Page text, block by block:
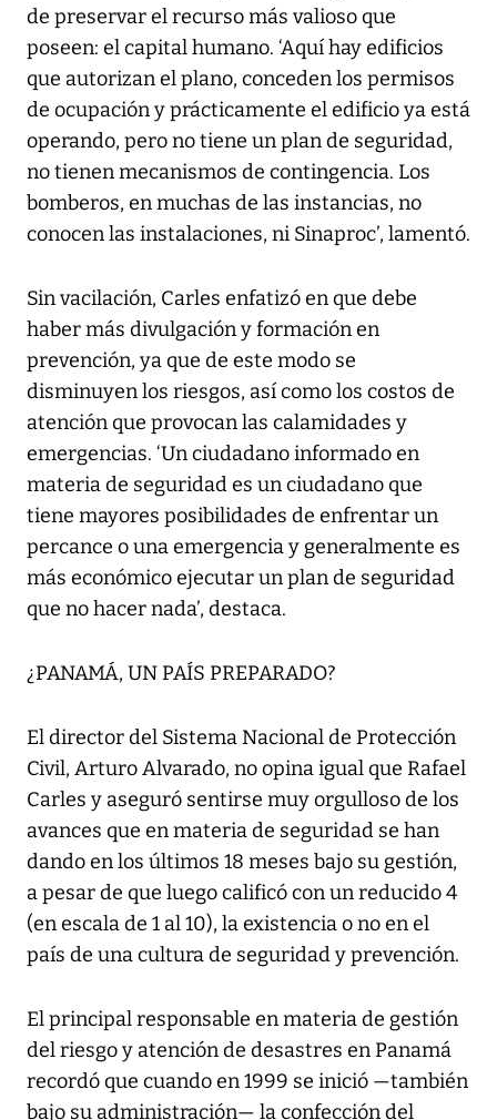
de preservar el recurso más valioso que
poseen: el capital humano. ‘Aquí hay edificios
que autorizan el plano, conceden los permisos
de ocupación y prácticamente el edificio ya está
operando, pero no tiene un plan de seguridad,
no tienen mecanismos de contingencia. Los
bomberos, en muchas de las instancias, no
conocen las instalaciones, ni Sinaproc’, lamentó.
Sin vacilación, Carles enfatizó en que debe
haber más divulgación y formación en
prevención, ya que de este modo se
disminuyen los riesgos, así como los costos de
atención que provocan las calamidades y
emergencias. ‘Un ciudadano informado en
materia de seguridad es un ciudadano que
tiene mayores posibilidades de enfrentar un
percance o una emergencia y generalmente es
más económico ejecutar un plan de seguridad
que no hacer nada’, destaca.
¿PANAMÁ, UN PAÍS PREPARADO?
El director del Sistema Nacional de Protección
Civil, Arturo Alvarado, no opina igual que Rafael
Carles y aseguró sentirse muy orgulloso de los
avances que en materia de seguridad se han
dando en los últimos 18 meses bajo su gestión,
a pesar de que luego calificó con un reducido 4
(en escala de 1 al 10), la existencia o no en el
país de una cultura de seguridad y prevención.
El principal responsable en materia de gestión
del riesgo y atención de desastres en Panamá
recordó que cuando en 1999 se inició —también
bajo su administración— la confección del